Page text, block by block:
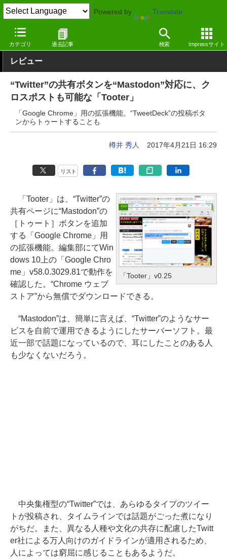
Powered by Translate
カテゴリ 過去記事 検索 Impressサイト
窓の杜 インターネット Google Chrome
レビュー
“Twitter”の共有ボタンを“Mastodon”対応に、ク
ロスポストも可能な「Tooter」
「Google Chrome」用の拡張機能。“TweetDeck”の投稿ボタ
ンからトゥートすることも
樽井 秀人 2017年4月21日 16:29
リスト
「Tooter」v0.25
「Tooter」は、“Twitter”の
共有ページに“Mastodon”の
［トゥート］ボタンを追加
する「Google Chrome」用
の拡張機能。編集部にてWin
dows 10上の「Google Chro
me」v58.0.3029.81で動作を
確認した。“Chrome ウェブ
ストア”から無償でダウンロードできる。
“Mastodon”は、簡単に言えば、“Twitter”のようなサー
ビスを自前で運用できるようにしたサーバーソフト。最
近一部で話題になっているので、耳にしたことのある人
も少なくないだろう。
中央集権型の“Twitter”では、あらゆるタイプのツイー
トが投稿され、タイムラインでは話題がごった煮になり
がちだ。また、異なる人種や文化の共存に配慮したTwitt
er社による万人向けのガイドラインが適用されるため、
人によっては窮屈に感じることもあるようだ。